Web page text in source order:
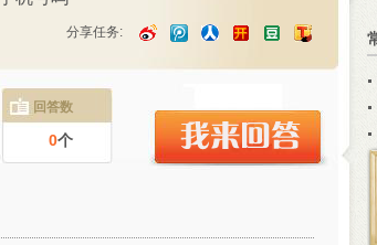
分享任务:
回答数
0个